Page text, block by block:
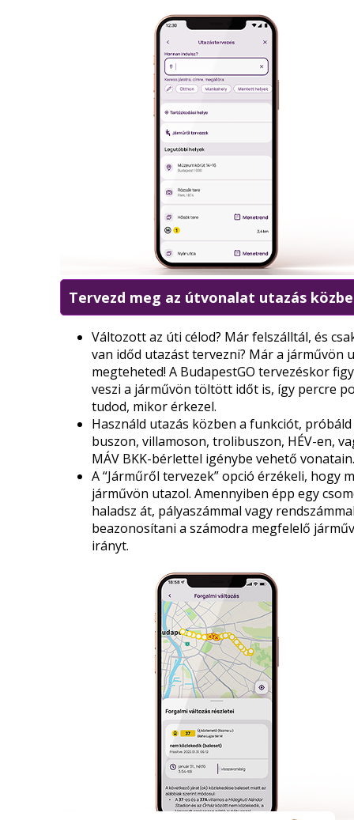
Tervezd meg az útvonalat utazás
Változott az úti célod? Már felszálltál, és
van időd utazást tervezni? Már a járművön
megteheted! A BudapestGO tervezéskor
veszi a járművön töltött időt is, így percre
tudod, mikor érkezel.
Használd utazás közben a funkciót,
buszon, villamoson, trolibuszon, HÉV-en,
MÁV BKK-bérlettel igénybe vehető vonatain.
A “Járműről tervezek” opció érzékeli, hogy
járművön utazol. Amennyiben épp egy
haladsz át, pályaszámmal vagy
beazonosítani a számodra megfelelő
irányt.